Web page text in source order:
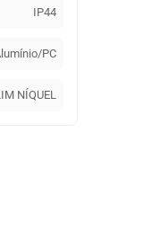
IP44
PC
NÍQUEL